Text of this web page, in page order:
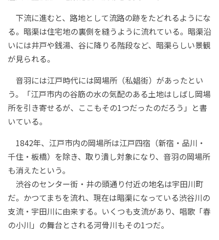
下流に進むと、路地として流路の跡をたどれるようにな
る。暗渠は住宅地の裏側を縫うように流れている。暗渠沿
いには井戸や銭湯、谷に降りる階段など、暗渠らしい景観
が見られる。
音羽には江戸時代には岡場所（私娼街）があったとい
う。「江戸市内の谷筋の水の気配のある土地はしばし岡場
所を引き寄せるが、ここもその1つだったのだろう」と書
いている。
1842年、江戸市内の岡場所は江戸四宿（新宿・品川・
千住・板橋）を除き、取り潰し対象になり、音羽の岡場所
も消えたという。
渋谷のセンター街・井の頭通り付近の地名は宇田川町
だ。かつてまちを流れ、現在は暗渠になっている渋谷川の
支流・宇田川に由来する。いくつも支流があり、唱歌「春
の小川」の舞台とされる河骨川もその1つだ。